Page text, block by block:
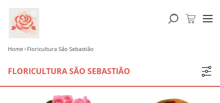
Home Floricultura São Sebastião
FLORICULTURA SÃO SEBASTIÃO